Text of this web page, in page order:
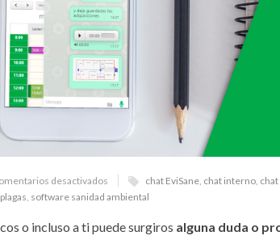
desactivados chat EviSane, chat interno,
, software sanidad ambiental
o incluso a ti puede surgiros alguna duda o